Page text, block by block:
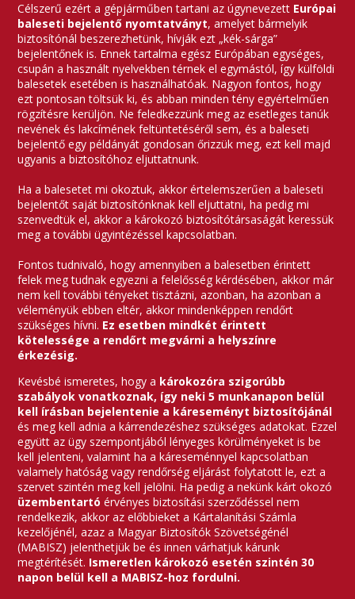
Célszerű ezért a gépjárműben tartani az úgynevezett Európai
baleseti bejelentő nyomtatványt, amelyet bármelyik
biztosítónál beszerezhetünk, hívják ezt „kék-sárga”
bejelentőnek is. Ennek tartalma egész Európában egységes,
csupán a használt nyelvekben térnek el egymástól, így külföldi
balesetek esetében is használhatóak. Nagyon fontos, hogy
ezt pontosan töltsük ki, és abban minden tény egyértelműen
rögzítésre kerüljön. Ne feledkezzünk meg az esetleges tanúk
nevének és lakcímének feltüntetéséről sem, és a baleseti
bejelentő egy példányát gondosan őrizzük meg, ezt kell majd
ugyanis a biztosítóhoz eljuttatnunk.
Ha a balesetet mi okoztuk, akkor értelemszerűen a baleseti
bejelentőt saját biztosítónknak kell eljuttatni, ha pedig mi
szenvedtük el, akkor a károkozó biztosítótársaságát keressük
meg a további ügyintézéssel kapcsolatban.
Fontos tudnivaló, hogy amennyiben a balesetben érintett
felek meg tudnak egyezni a felelősség kérdésében, akkor már
nem kell további tényeket tisztázni, azonban, ha azonban a
véleményük ebben eltér, akkor mindenképpen rendőrt
szükséges hívni. Ez esetben mindkét érintett
kötelessége a rendőrt megvárni a helyszínre
érkezésig.
Kevésbé ismeretes, hogy a károkozóra szigorúbb
szabályok vonatkoznak, így neki 5 munkanapon belül
kell írásban bejelentenie a káreseményt biztosítójánál
és meg kell adnia a kárrendezéshez szükséges adatokat. Ezzel
együtt az ügy szempontjából lényeges körülményeket is be
kell jelenteni, valamint ha a káreseménnyel kapcsolatban
valamely hatóság vagy rendőrség eljárást folytatott le, ezt a
szervet szintén meg kell jelölni. Ha pedig a nekünk kárt okozó
üzembentartó érvényes biztosítási szerződéssel nem
rendelkezik, akkor az előbbieket a Kártalanítási Számla
kezelőjénél, azaz a Magyar Biztosítók Szövetségénél
(MABISZ) jelenthetjük be és innen várhatjuk kárunk
megtérítését. Ismeretlen károkozó esetén szintén 30
napon belül kell a MABISZ-hoz fordulni.